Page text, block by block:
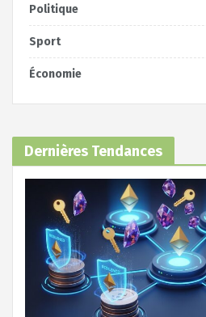
Politique
Sport
Économie
Dernières Tendances